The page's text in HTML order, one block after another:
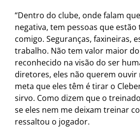
“Dentro do clube, onde falam
negativa, tem pessoas que estão
comigo. Seguranças, faxineiras,
trabalho. Não tem valor maior
reconhecido na visão do ser
diretores, eles não querem ouvir
meta que eles têm é tirar o
sirvo. Como dizem que o
se eles nem me deixam treinar
ressaltou o jogador.